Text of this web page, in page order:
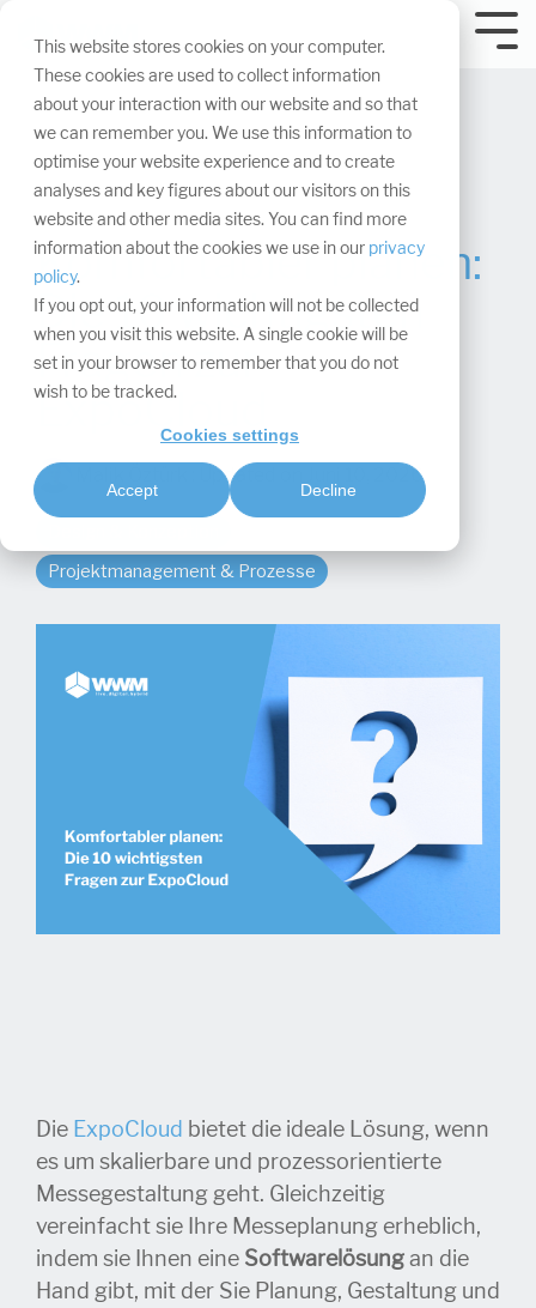
This website stores cookies on your computer.
These cookies are used to collect information
about your interaction with our website and so that
we can remember you. We use this information to
optimise your website experience and to create
analyses and key figures about our visitors on this
website and other media sites. You can find more
information about the cookies we use in our privacy
policy.
If you opt out, your information will not be collected
when you visit this website. A single cookie will be
set in your browser to remember that you do not
wish to be tracked.
Cookies settings
Accept Decline
überspringen.
Komfortabler planen:
Die 10 wichtigsten
Fragen zur
ExpoCloud
Updated on Juni 10, 2026
Projektmanagement & Prozesse
Die ExpoCloud bietet die ideale Lösung, wenn
es um skalierbare und prozessorientierte
Messegestaltung geht. Gleichzeitig
vereinfacht sie Ihre Messeplanung erheblich,
indem sie Ihnen eine Softwarelösungan die
Hand gibt, mit der Sie Planung, Gestaltung und